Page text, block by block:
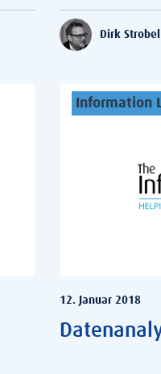
Dirk Strobel
Information
12. Januar 2018